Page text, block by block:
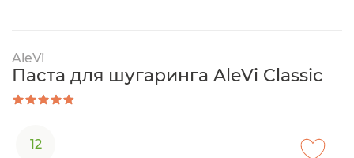
AleVi
Паста для шугаринга AleVi Classic
12